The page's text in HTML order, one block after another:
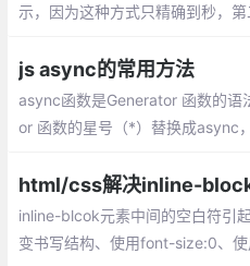
示，因为这种方式只精确到秒，
js async的常用方法
async函数是Generator 函数的
or 函数的星号（*）替换成async
inline-blcok元素中间的空白符引
变书写结构、使用font-size:0、